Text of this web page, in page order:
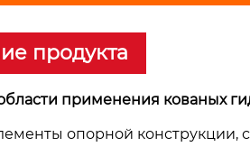
продукта
применения кованых
опорной конструкции,